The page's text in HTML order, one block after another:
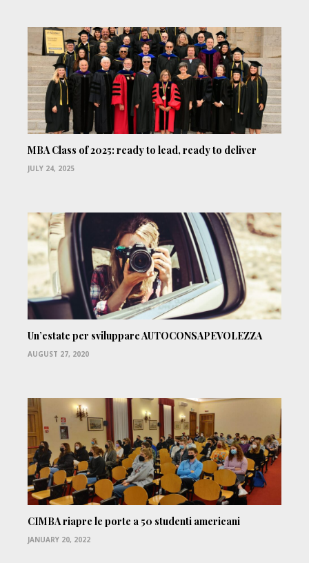
MBA Class of 2025: ready to lead, ready to deliver
JULY 24, 2025
Un’estate per sviluppare AUTOCONSAPEVOLEZZA
AUGUST 27, 2020
CIMBA riapre le porte a 50 studenti americani
JANUARY 20, 2022